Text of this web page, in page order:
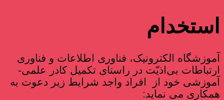
استخدام
آموزشگاه الکترونیک، فناوری اطلاعات و فناوری
ارتباطات بی‌اذیّت در راستای تکمیل کادر علمی-
آموزشی خود از افراد واجد شرایط زیر دعوت به
همکاری می نماید: